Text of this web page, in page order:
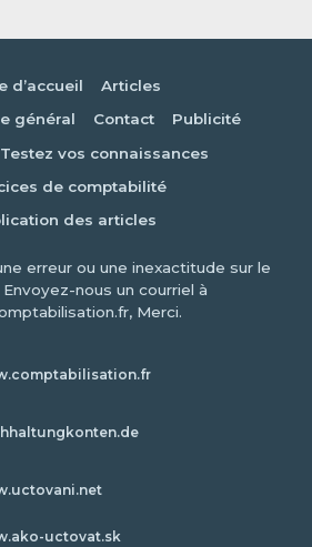
d’accueil
Articles
général
Contact
Publicité
Testez vos connaissances
de comptabilité
des articles
erreur ou une inexactitude sur le
nous un courriel à
Merci.
uctovat.sk